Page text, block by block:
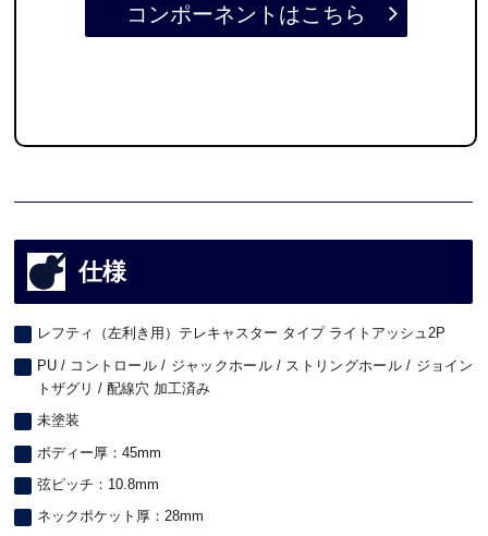
コンポーネントはこちら
仕様
レフティ（左利き用）テレキャスター タイプ ライトアッシュ2P
PU / コントロール / ジャックホール / ストリングホール / ジョイン
トザグリ / 配線穴 加工済み
未塗装
ボディー厚：45mm
弦ピッチ：10.8mm
ネックポケット厚：28mm